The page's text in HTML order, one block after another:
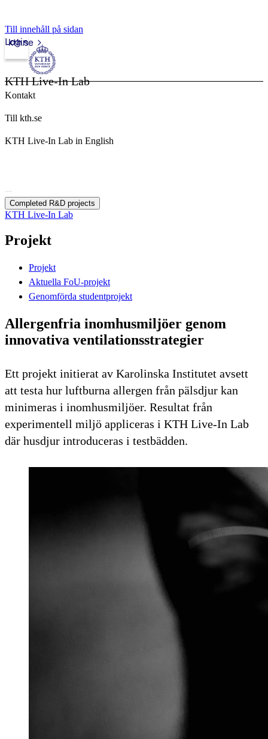
Till innehåll på sidan
kth.se
Login
KTH Live-In Lab
Kontakt
Till kth.se
KTH Live-In Lab in English
Completed R&D projects
KTH Live-In Lab
Projekt
Projekt
Aktuella FoU-projekt
Genomförda studentprojekt
Allergenfria inomhusmiljöer genom
innovativa ventilationsstrategier
Ett projekt initierat av Karolinska Institutet avsett
att testa hur luftburna allergen från pälsdjur kan
minimeras i inomhusmiljöer. Resultat från
experimentell miljö appliceras i KTH Live-In Lab
där husdjur introduceras i testbädden.